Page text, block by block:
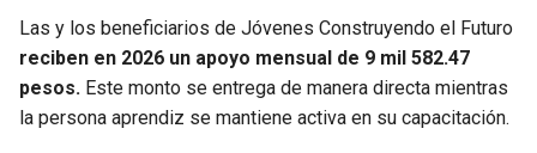
Las y los beneficiarios de Jóvenes Construyendo el Futuro
reciben en 2026 un apoyo mensual de 9 mil 582.47
pesos. Este monto se entrega de manera directa mientras
la persona aprendiz se mantiene activa en su capacitación.